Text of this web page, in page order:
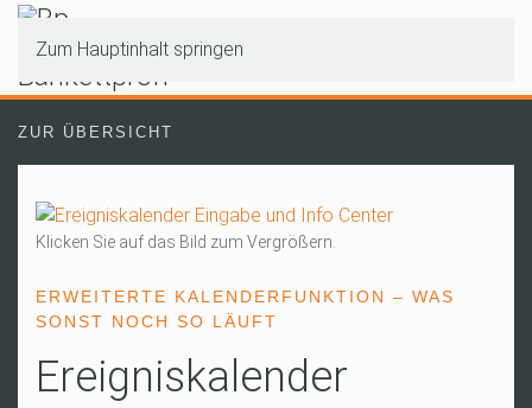
Zum Hauptinhalt springen
ZUR ÜBERSICHT
Klicken Sie auf das Bild zum Vergrößern.
ERWEITERTE KALENDERFUNKTION – WAS
SONST NOCH SO LÄUFT
Ereigniskalender